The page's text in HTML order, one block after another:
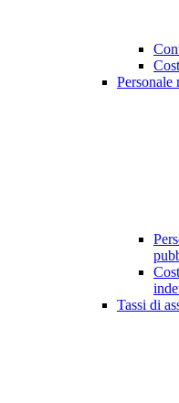
Personale
Tassi di